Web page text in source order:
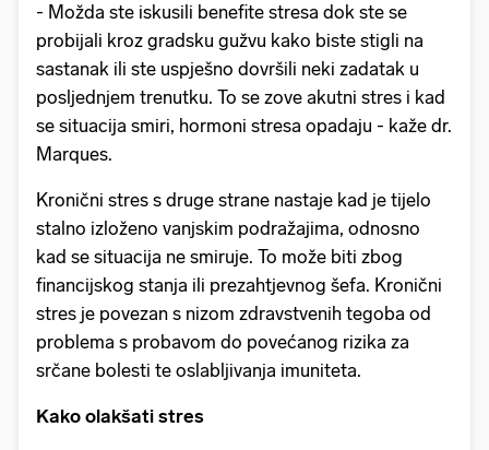
- Možda ste iskusili benefite stresa dok ste se
probijali kroz gradsku gužvu kako biste stigli na
sastanak ili ste uspješno dovršili neki zadatak u
posljednjem trenutku. To se zove akutni stres i kad
se situacija smiri, hormoni stresa opadaju - kaže dr.
Marques.
Kronični stres s druge strane nastaje kad je tijelo
stalno izloženo vanjskim podražajima, odnosno
kad se situacija ne smiruje. To može biti zbog
financijskog stanja ili prezahtjevnog šefa. Kronični
stres je povezan s nizom zdravstvenih tegoba od
problema s probavom do povećanog rizika za
srčane bolesti te oslabljivanja imuniteta.
Kako olakšati stres